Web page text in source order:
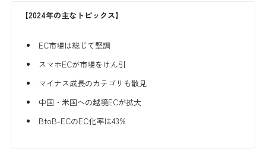
【2024年の主なトピックス】
EC市場は総じて堅調
スマホECが市場をけん引
マイナス成長のカテゴリも散見
中国・米国への越境ECが拡大
BtoB-ECのEC化率は43%